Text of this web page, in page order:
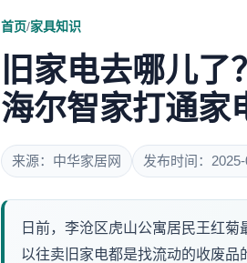
首页/家具知识
旧家电去哪儿了？
海尔智家打通家
来源：中华家居网 发布时间：
日前，李沧区虎山公寓居民王红
以往卖旧家电都是找流动的收废